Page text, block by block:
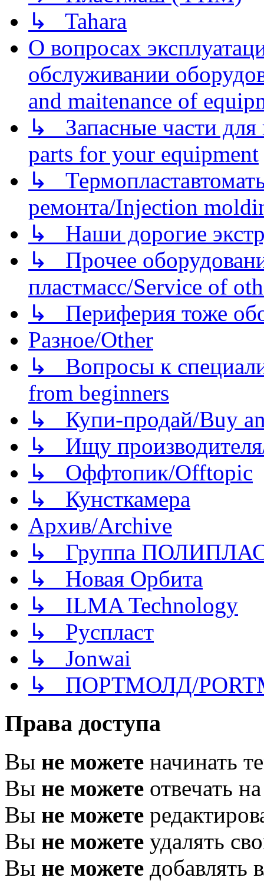
↳ Tahara
О вопросах
обслуживании
and maitenance of
↳ Запасные части для
parts for your equipment
↳
ремонта/Injection
↳ Наши дорогие
↳ Прочее
пластмасс/Service of
↳ Периферия тоже
Разное/Other
↳ Вопросы к
from beginners
↳ Купи-продай/Buy
↳ Ищу
↳ Оффтопик/Offtopic
↳ Кунсткамера
Архив/Archive
↳ Группа
↳ Новая Орбита
↳ ILMA Technology
↳ Руспласт
↳ Jonwai
↳ ПОРТМОЛД/
Права доступа
Вы не можете начинать
Вы не можете отвечать
Вы не можете
Вы не можете удалять
Вы не можете добавлять